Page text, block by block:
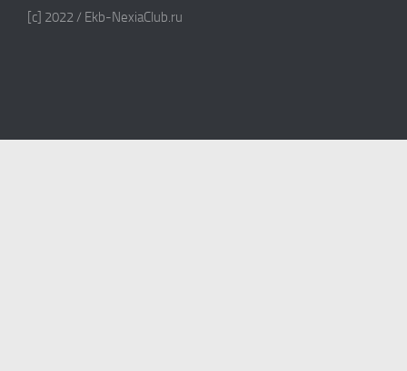
[c] 2022 / Ekb-NexiaClub.ru